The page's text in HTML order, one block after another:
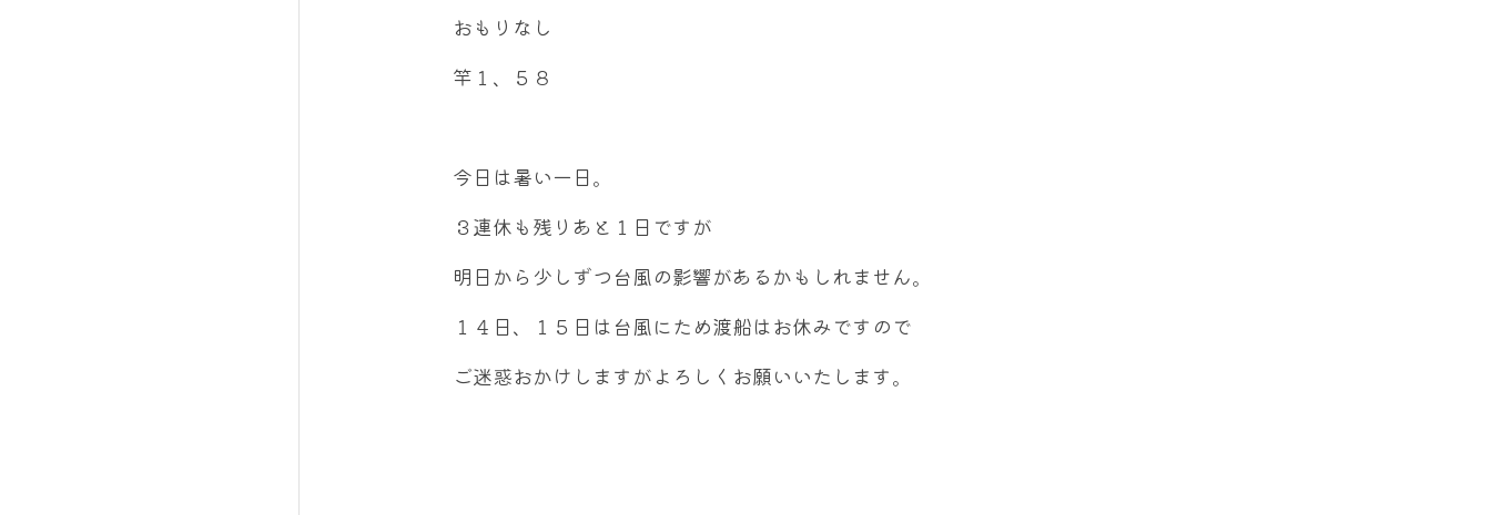
おもりなし
竿１、５８
今日は暑い一日。
３連休も残りあと１日ですが
明日から少しずつ台風の影響があるかもしれません。
１４日、１５日は台風にため渡船はお休みですので
ご迷惑おかけしますがよろしくお願いいたします。